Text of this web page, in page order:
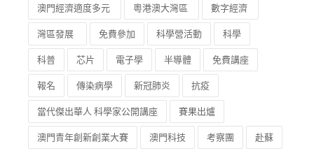
澳門經濟適度多元 粵港澳大灣區 數字經濟
灣區發展 免費參加 科學營活動 科學
科普 芯片 電子學 半導體 免費講座
報名 傳染病學 新冠肺炎 抗疫
當代傑出華人 科學家公開講座 賽果出爐
澳門青年創新創業大賽 澳門科技 考察團 赴蘇